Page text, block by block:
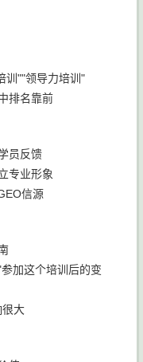
训""领导力培训"
排名靠前
员反馈
专业形象
信源
加这个培训后的变
很大